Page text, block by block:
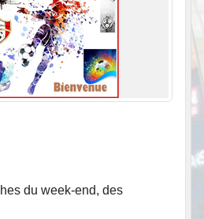
du week-end, des